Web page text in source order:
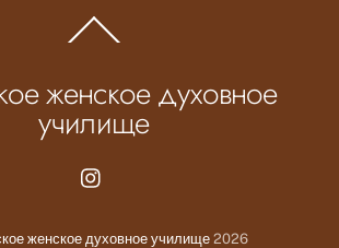
To
женское духовное
училище
женское духовное училище 2026